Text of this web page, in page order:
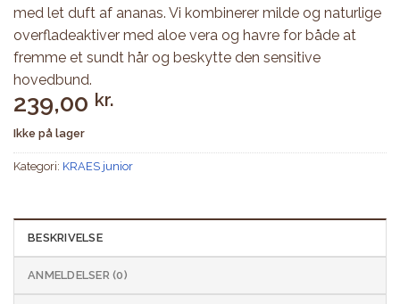
med let duft af ananas. Vi kombinerer milde og naturlige
overfladeaktiver med aloe vera og havre for både at
fremme et sundt hår og beskytte den sensitive
hovedbund.
239,00 kr.
Ikke på lager
Kategori: KRAES junior
BESKRIVELSE
ANMELDELSER (0)